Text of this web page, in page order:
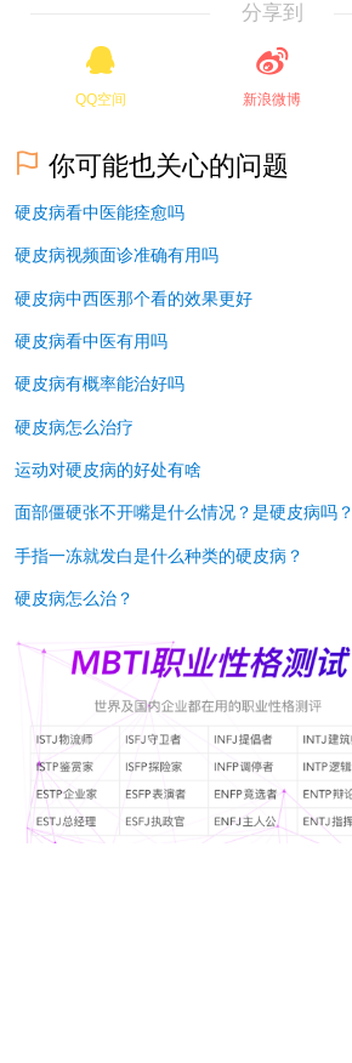
分享到
QQ空间 新浪微博
你可能也关心的问题
硬皮病看中医能痊愈吗
硬皮病视频面诊准确有用吗
硬皮病中西医那个看的效果更好
硬皮病看中医有用吗
硬皮病有概率能治好吗
硬皮病怎么治疗
运动对硬皮病的好处有啥
面部僵硬张不开嘴是什么情况？是硬皮病吗？
手指一冻就发白是什么种类的硬皮病？
硬皮病怎么治？